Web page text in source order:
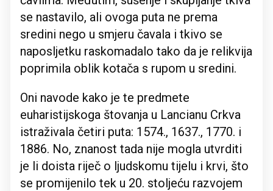
se nastavilo, ali ovoga puta ne prema
sredini nego u smjeru čavala i tkivo se
naposljetku raskomadalo tako da je relikvija
poprimila oblik kotača s rupom u sredini.
Oni navode kako je te predmete
euharistijskoga štovanja u Lancianu Crkva
istraživala četiri puta: 1574., 1637., 1770. i
1886. No, znanost tada nije mogla utvrditi
je li doista riječ o ljudskomu tijelu i krvi, što
se promijenilo tek u 20. stoljeću razvojem